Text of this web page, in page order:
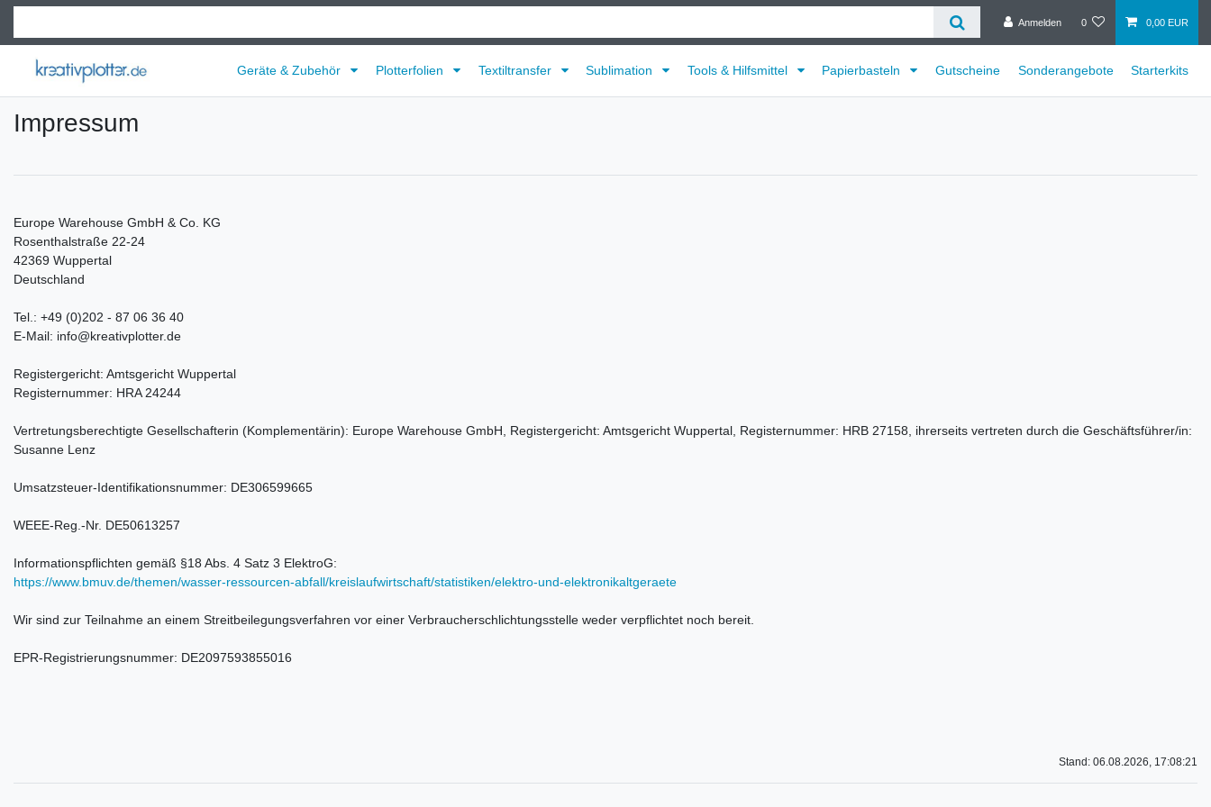
Anmelden 0 0,00 EUR
Geräte & Zubehör Plotterfolien Textiltransfer Sublimation Tools & Hilfsmittel Papierbasteln Gutscheine Sonderangebote Starterkits
Impressum
Europe Warehouse GmbH & Co. KG
Rosenthalstraße 22-24
42369 Wuppertal
Deutschland
Tel.: +49 (0)202 - 87 06 36 40
E-Mail: info@kreativplotter.de
Registergericht: Amtsgericht Wuppertal
Registernummer: HRA 24244
Vertretungsberechtigte Gesellschafterin (Komplementärin): Europe Warehouse GmbH, Registergericht: Amtsgericht Wuppertal, Registernummer: HRB 27158, ihrerseits vertreten durch die Geschäftsführer/in:
Susanne Lenz
Umsatzsteuer-Identifikationsnummer: DE306599665
WEEE-Reg.-Nr. DE50613257
Informationspflichten gemäß §18 Abs. 4 Satz 3 ElektroG:
https://www.bmuv.de/themen/wasser-ressourcen-abfall/kreislaufwirtschaft/statistiken/elektro-und-elektronikaltgeraete
Wir sind zur Teilnahme an einem Streitbeilegungsverfahren vor einer Verbraucherschlichtungsstelle weder verpflichtet noch bereit.
EPR-Registrierungsnummer: DE2097593855016
Stand: 06.08.2026, 17:08:21